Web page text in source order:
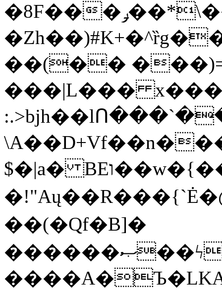
�8F���ݛ��*\��U��S
��(��
���|L���
$�|a� BEו��w�{���;���q�X��d%�������W� hU�(�1�Ū}9�S�F<��i�L3�;�
��(�Qf�B]�
������ޞ��ϟak��r��_39$�8�p���7�2�yIZ�R��x��/